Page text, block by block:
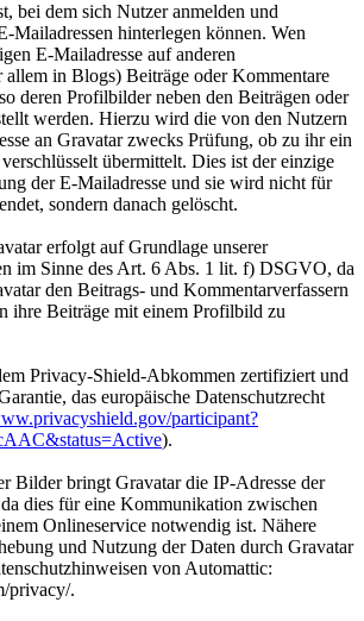
bei dem sich Nutzer anmelden und
Mailadressen hinterlegen können. Wen
E-Mailadresse auf anderen
allem in Blogs) Beiträge oder Kommentare
deren Profilbilder neben den Beiträgen oder
werden. Hierzu wird die von den Nutzern
an Gravatar zwecks Prüfung, ob zu ihr ein
übermittelt. Dies ist der einzige
der E-Mailadresse und sie wird nicht für
sondern danach gelöscht.
erfolgt auf Grundlage unserer
im Sinne des Art. 6 Abs. 1 lit. f) DSGVO, da
den Beitrags- und Kommentarverfassern
ihre Beiträge mit einem Profilbild zu
Privacy-Shield-Abkommen zertifiziert und
das europäische Datenschutzrecht
participant?
).
Bilder bringt Gravatar die IP-Adresse der
dies für eine Kommunikation zwischen
Onlineservice notwendig ist. Nähere
und Nutzung der Daten durch Gravatar
von Automattic:
privacy/.